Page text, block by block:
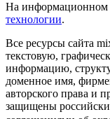
На информационном
технологии.
Все ресурсы сайта
текстовую,
информацию,
доменное имя,
авторского права и
защищены